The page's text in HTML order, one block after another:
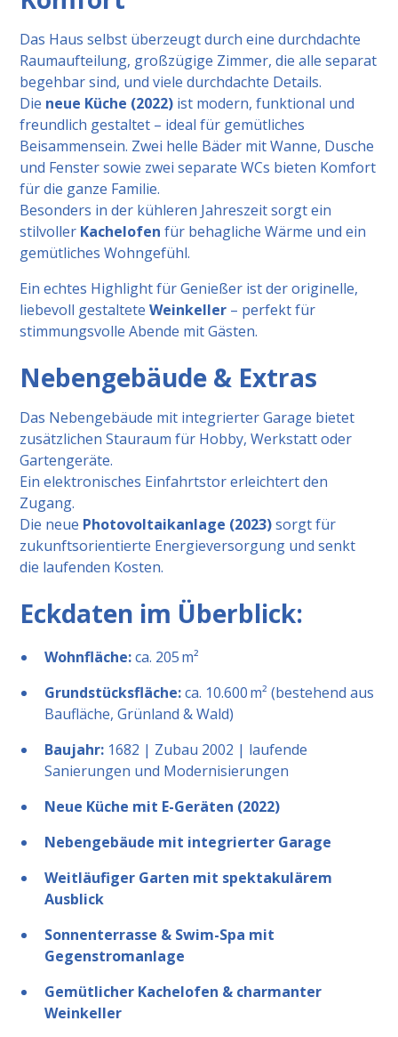
Das Haus selbst überzeugt durch eine durchdachte
Raumaufteilung, großzügige Zimmer, die alle separat
begehbar sind, und viele durchdachte Details.
Die neue Küche (2022) ist modern, funktional und
freundlich gestaltet – ideal für gemütliches
Beisammensein. Zwei helle Bäder mit Wanne, Dusche
und Fenster sowie zwei separate WCs bieten Komfort
für die ganze Familie.
Besonders in der kühleren Jahreszeit sorgt ein
stilvoller Kachelofen für behagliche Wärme und ein
gemütliches Wohngefühl.
Ein echtes Highlight für Genießer ist der originelle,
liebevoll gestalteteWeinkeller – perfekt für
stimmungsvolle Abende mit Gästen.
Nebengebäude & Extras
Das Nebengebäude mit integrierter Garage bietet
zusätzlichen Stauraum für Hobby, Werkstatt oder
Gartengeräte.
Ein elektronisches Einfahrtstor erleichtert den
Zugang.
Die neue Photovoltaikanlage (2023)sorgt für
zukunftsorientierte Energieversorgung und senkt
die laufenden Kosten.
Eckdaten im Überblick:
Wohnfläche:ca. 205 m²
Grundstücksfläche:ca. 10.600 m² (bestehend aus
Baufläche, Grünland & Wald)
Baujahr: 1682 | Zubau 2002 | laufende
Sanierungen und Modernisierungen
Neue Küche mit E-Geräten (2022)
Nebengebäude mit integrierter Garage
Weitläufiger Garten mit spektakulärem
Ausblick
Sonnenterrasse & Swim-Spa mit
Gegenstromanlage
Gemütlicher Kachelofen & charmanter
Weinkeller